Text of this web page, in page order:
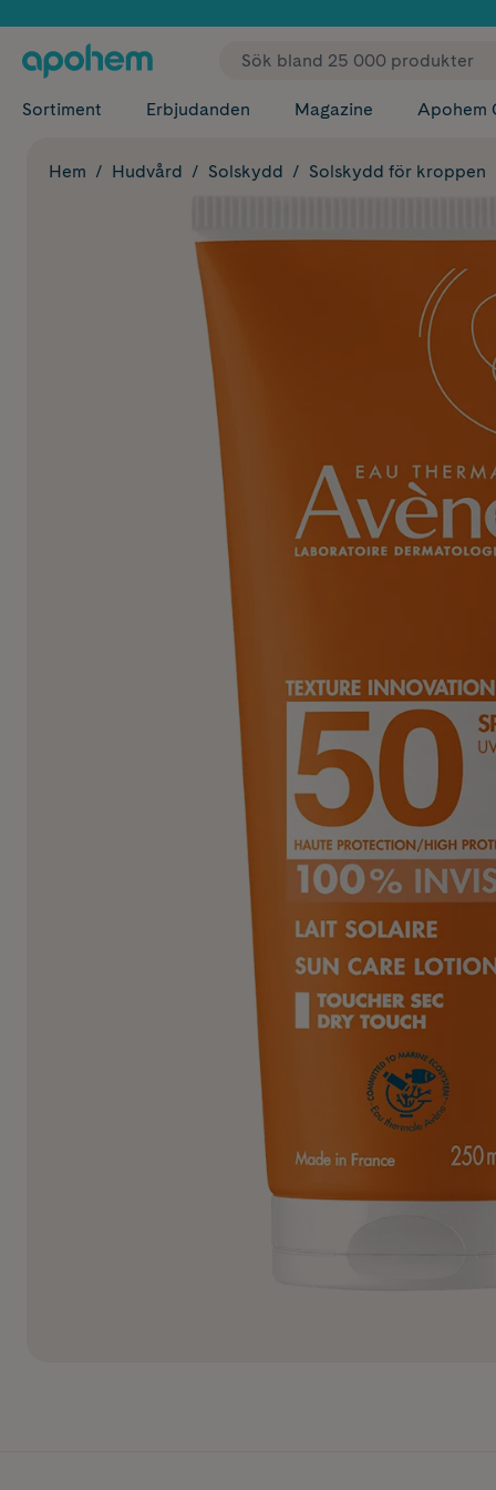
✓
Sortiment Erbjudanden Magazine Apohem
Hem Hudvård Solskydd Solskydd för kroppen